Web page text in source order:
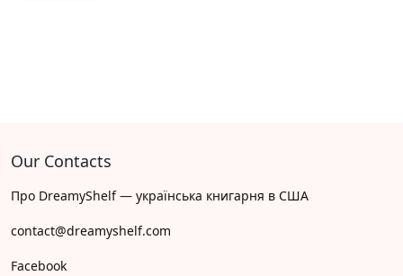
Our Contacts
Про DreamyShelf — українська книгарня в США
contact@dreamyshelf.com
Facebook